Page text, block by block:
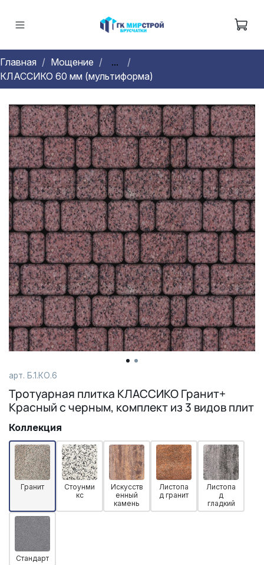
Главная Мощение
...
КЛАССИКО 60 мм (мультиформа)
арт. Б.1.КО.6
Тротуарная плитка КЛАССИКО Гранит+
Красный с черным, комплект из 3 видов плит
Коллекция
Гранит
Стоунми
кс
Искусств
енный
камень
Листопа
д гранит
Листопа
д
гладкий
Стандарт